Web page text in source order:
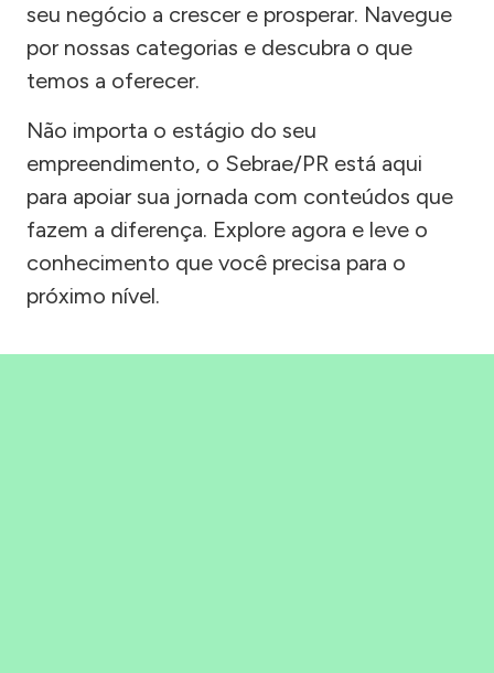
seu negócio a crescer e prosperar. Navegue
por nossas categorias e descubra o que
temos a oferecer.
Não importa o estágio do seu
empreendimento, o Sebrae/PR está aqui
para apoiar sua jornada com conteúdos que
fazem a diferença. Explore agora e leve o
conhecimento que você precisa para o
próximo nível.